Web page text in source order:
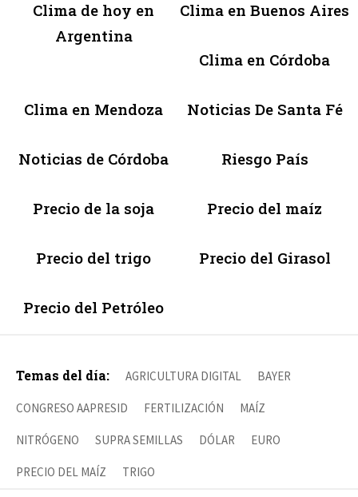
Clima de hoy en
Argentina
Clima en Buenos Aires
Clima en Córdoba
Clima en Mendoza Noticias De Santa Fé
Noticias de Córdoba Riesgo País
Precio de la soja Precio del maíz
Precio del trigo Precio del Girasol
Precio del Petróleo
Temas del día: AGRICULTURA DIGITAL BAYER
CONGRESO AAPRESID FERTILIZACIÓN MAÍZ
NITRÓGENO SUPRA SEMILLAS DÓLAR EURO
PRECIO DEL MAÍZ TRIGO